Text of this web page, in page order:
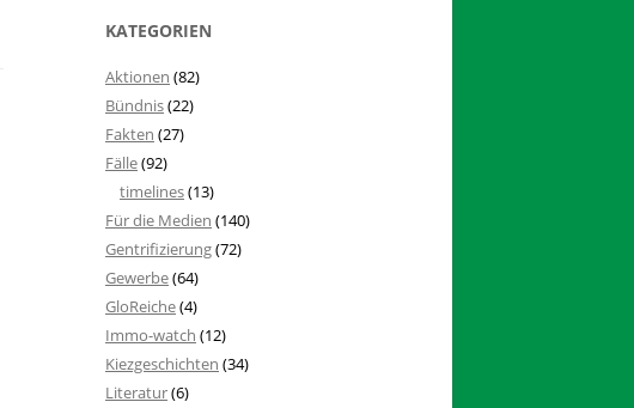
KATEGORIEN
Aktionen (82)
Bündnis(22)
Fakten (27)
Fälle(92)
timelines(13)
Für die Medien (140)
Gentrifizierung(72)
Gewerbe(64)
GloReiche(4)
Immo-watch (12)
Kiezgeschichten (34)
Literatur(6)